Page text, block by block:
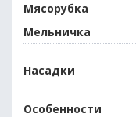
Мясорубка
Мельничка
Насадки
Особенности